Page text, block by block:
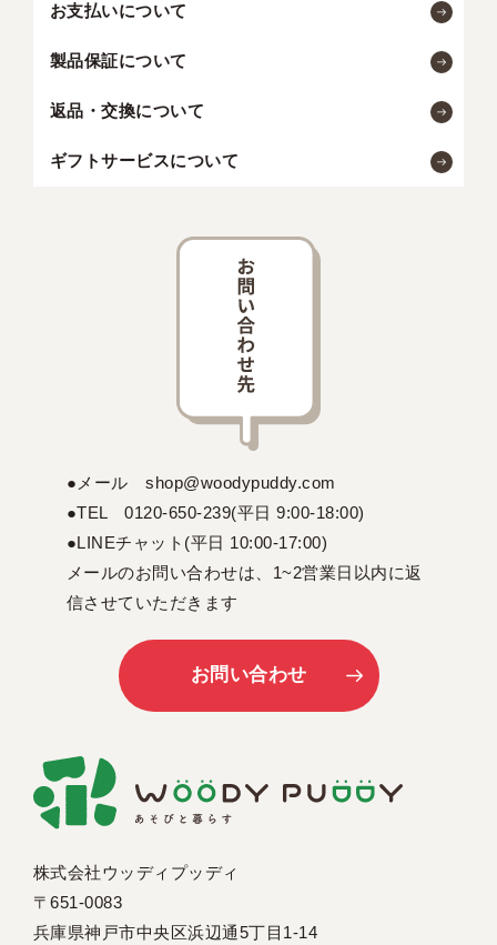
お支払いについて
製品保証について
返品・交換について
ギフトサービスについて
株式会社ウッディプッディ
〒651-0083
兵庫県神戸市中央区浜辺通5丁目1-14
●メール shop@woodypuddy.com
●TEL 0120-650-239(平日 9:00-18:00)
●LINEチャット(平日 10:00-17:00)
メールのお問い合わせは、1~2営業日以内に返
信させていただきます
お問い合わせ